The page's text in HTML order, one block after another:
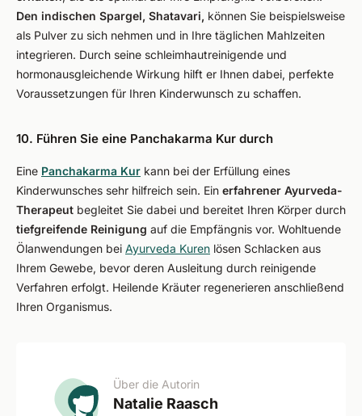
Den indischen Spargel, Shatavari, können Sie beispielsweise
als Pulver zu sich nehmen und in Ihre täglichen Mahlzeiten
integrieren. Durch seine schleimhautreinigende und
hormonausgleichende Wirkung hilft er Ihnen dabei, perfekte
Voraussetzungen für Ihren Kinderwunsch zu schaffen.
10. Führen Sie eine Panchakarma Kur durch
Eine Panchakarma Kur kann bei der Erfüllung eines
Kinderwunsches sehr hilfreich sein. Ein erfahrener Ayurveda-
Therapeut begleitet Sie dabei und bereitet Ihren Körper durch
tiefgreifende Reinigung auf die Empfängnis vor. Wohltuende
Ölanwendungen bei Ayurveda Kuren lösen Schlacken aus
Ihrem Gewebe, bevor deren Ausleitung durch reinigende
Verfahren erfolgt. Heilende Kräuter regenerieren anschließend
Ihren Organismus.
Über die Autorin
Natalie Raasch